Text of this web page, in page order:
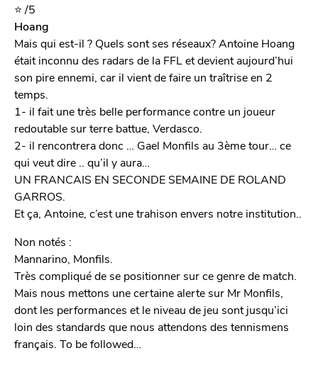
⭐️ /5
Hoang
Mais qui est-il ? Quels sont ses réseaux? Antoine Hoang
était inconnu des radars de la FFL et devient aujourd’hui
son pire ennemi, car il vient de faire un traîtrise en 2
temps.
1- il fait une très belle performance contre un joueur
redoutable sur terre battue, Verdasco.
2- il rencontrera donc … Gael Monfils au 3ème tour… ce
qui veut dire .. qu’il y aura…
UN FRANCAIS EN SECONDE SEMAINE DE ROLAND
GARROS.
Et ça, Antoine, c’est une trahison envers notre institution..
Non notés :
Mannarino, Monfils.
Très compliqué de se positionner sur ce genre de match.
Mais nous mettons une certaine alerte sur Mr Monfils,
dont les performances et le niveau de jeu sont jusqu’ici
loin des standards que nous attendons des tennismens
français. To be followed…